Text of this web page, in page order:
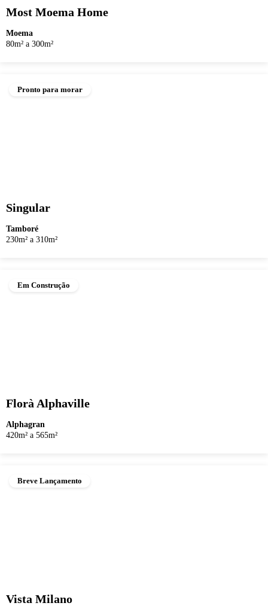
Most Moema Home
Moema
80m² a 300m²
Pronto para morar
Singular
Tamboré
230m² a 310m²
Em Construção
Florà Alphaville
Alphagran
420m² a 565m²
Breve Lançamento
Vista Milano